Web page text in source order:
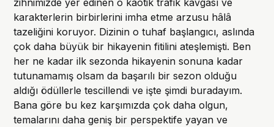
zihnimizde yer edinen o kaotik trafik kavgası ve
karakterlerin birbirlerini imha etme arzusu hâlâ
tazeliğini koruyor. Dizinin o tuhaf başlangıcı, aslında
çok daha büyük bir hikayenin fitilini ateşlemişti. Ben
her ne kadar ilk sezonda hikayenin sonuna kadar
tutunamamış olsam da başarılı bir sezon olduğu
aldığı ödüllerle tescillendi ve işte şimdi buradayım.
Bana göre bu kez karşımızda çok daha olgun,
temalarını daha geniş bir perspektife yayan ve